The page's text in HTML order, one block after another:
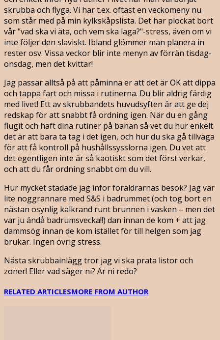
skrubba och flyga. Vi har t.ex. oftast en veckomeny nu
som står med på min kylkskåpslista. Det har plockat bort
vår "vad ska vi äta, och vem ska laga?"-stress, även om vi
inte följer den slaviskt. Ibland glömmer man planera in
rester osv. Vissa veckor blir inte menyn av förrän tisdag-
onsdag, men det kvittar!
Jag passar alltså på att påminna er att det är OK att dippa
och tappa fart och missa i rutinerna. Du blir aldrig färdig
med livet! Ett av skrubbandets huvudsyften är att ge dej
redskap för att snabbt få ordning igen. När du en gång
flugit och haft dina rutiner på banan så vet du hur enkelt
det är att bara ta tag i det igen, och hur du ska gå tillväga
för att få kontroll på hushållssysslorna igen. Du vet att
det egentligen inte är så kaotiskt som det först verkar,
och att du får ordning snabbt om du vill.
Hur mycket städade jag inför föräldrarnas besök? Jag var
lite noggrannare med S&S i badrummet (och tog bort en
nästan osynlig kalkrand runt brunnen i vasken – men det
var ju ändå badrumsvecka!!) dan innan de kom + att jag
dammsög innan de kom istället för till helgen som jag
brukar. Ingen övrig stress.
Nästa skrubbainlägg tror jag vi ska prata listor och
zoner! Eller vad säger ni? Är ni redo?
RELATED ARTICLESMORE FROM AUTHOR